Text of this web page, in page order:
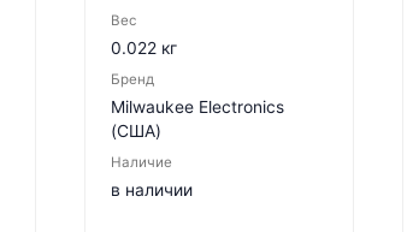
Вес
0.022 кг
Бренд
Milwaukee Electronics
(США)
Наличие
в наличии